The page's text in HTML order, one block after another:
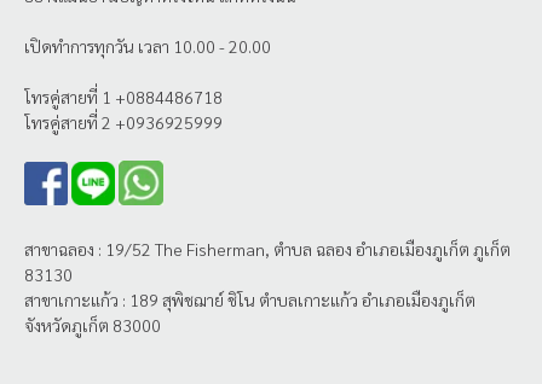
เปิดทำการทุกวัน เวลา 10.00 - 20.00
โทรคู่สายที่ 1 +0884486718
โทรคู่สายที่ 2 +0936925999
สาขาฉลอง : 19/52 The Fisherman, ตำบล ฉลอง อำเภอเมืองภูเก็ต ภูเก็ต
83130
สาขาเกาะแก้ว : 189 สุพิชฌาย์ ชิโน ตำบลเกาะแก้ว อำเภอเมืองภูเก็ต
จังหวัดภูเก็ต 83000